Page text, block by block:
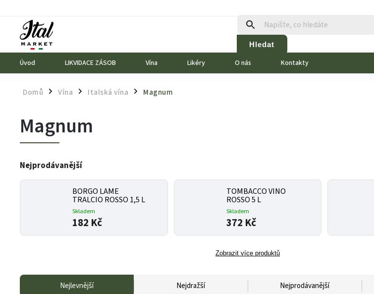
Hledat
Úvod LIKVIDACE ZÁSOB Vína Likéry O nás Kontakty
Domů / Vína / Italská vína / Magnum
Magnum
Nejprodávanější
BORGO LAME
TRALCIO ROSSO 1,5 L
Skladem
182 Kč
TOMBACCO VINO
ROSSO 5 L
Skladem
372 Kč
Zobrazit více produktů
Nejlevnější Nejdražší Nejprodávanější